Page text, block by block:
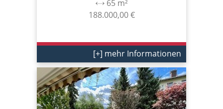
65 m²
188.000,00 €
[+] mehr Informationen